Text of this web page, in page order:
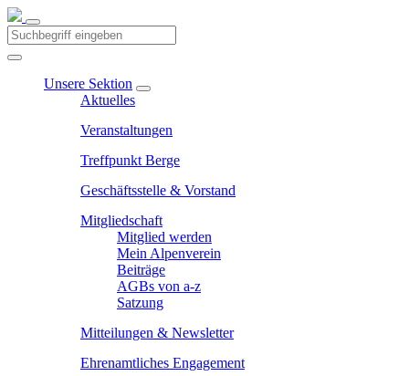
Unsere Sektion
Aktuelles
Veranstaltungen
Treffpunkt Berge
Geschäftsstelle & Vorstand
Mitgliedschaft
Mitglied werden
Mein Alpenverein
Beiträge
AGBs von a-z
Satzung
Mitteilungen & Newsletter
Ehrenamtliches Engagement